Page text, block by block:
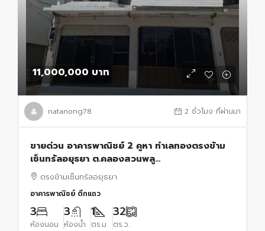
11,000,000 บาท
natanong78 2 ชั่วโมง ที่ผ่านมา
ขายด่วน อาคารพาณิชย์ 2 คูหา ทำเลทองตรงข้าม
เซ็นทรัลอยุธยา ต.คลองสวนพลู
อ.พระนครศรีอยุธยา จ.พระนครศรีอยุธยา
ตรงข้ามเซ็นทรัลอยุธยา
อาคารพาณิชย์ ตึกแถว
3
ห้องนอน
3
ห้องน้ำ
1
ตร.ม.
32
ตร.ว.